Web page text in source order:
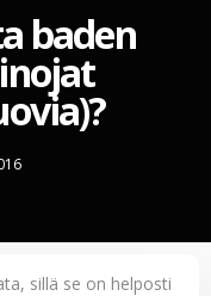
baden
sillä se on helposti